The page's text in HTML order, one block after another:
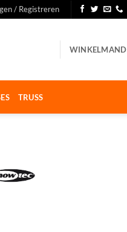
/ Registreren
WINKELMAND
TRUSS